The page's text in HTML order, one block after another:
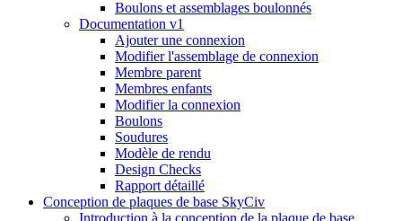
Boulons et assemblages boulonnés
Documentation v1
Ajouter une connexion
Modifier l'assemblage de connexion
Membre parent
Membres enfants
Modifier la connexion
Boulons
Soudures
Modèle de rendu
Design Checks
Rapport détaillé
Conception de plaques de base SkyCiv